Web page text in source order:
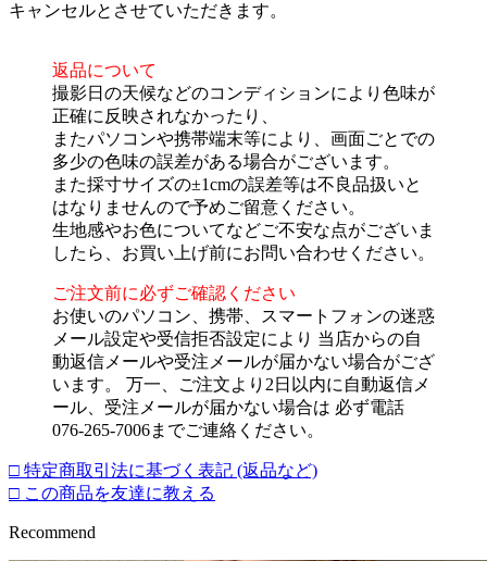
キャンセルとさせていただきます。
返品について
撮影日の天候などのコンディションにより色味が
正確に反映されなかったり、
またパソコンや携帯端末等により、画面ごとでの
多少の色味の誤差がある場合がございます。
また採寸サイズの±1cmの誤差等は不良品扱いと
はなりませんので予めご留意ください。
生地感やお色についてなどご不安な点がございま
したら、お買い上げ前にお問い合わせください。
ご注文前に必ずご確認ください
お使いのパソコン、携帯、スマートフォンの迷惑
メール設定や受信拒否設定により 当店からの自
動返信メールや受注メールが届かない場合がござ
います。 万一、ご注文より2日以内に自動返信メ
ール、受注メールが届かない場合は 必ず電話
076-265-7006までご連絡ください。
□ 特定商取引法に基づく表記 (返品など)
□ この商品を友達に教える
Recommend